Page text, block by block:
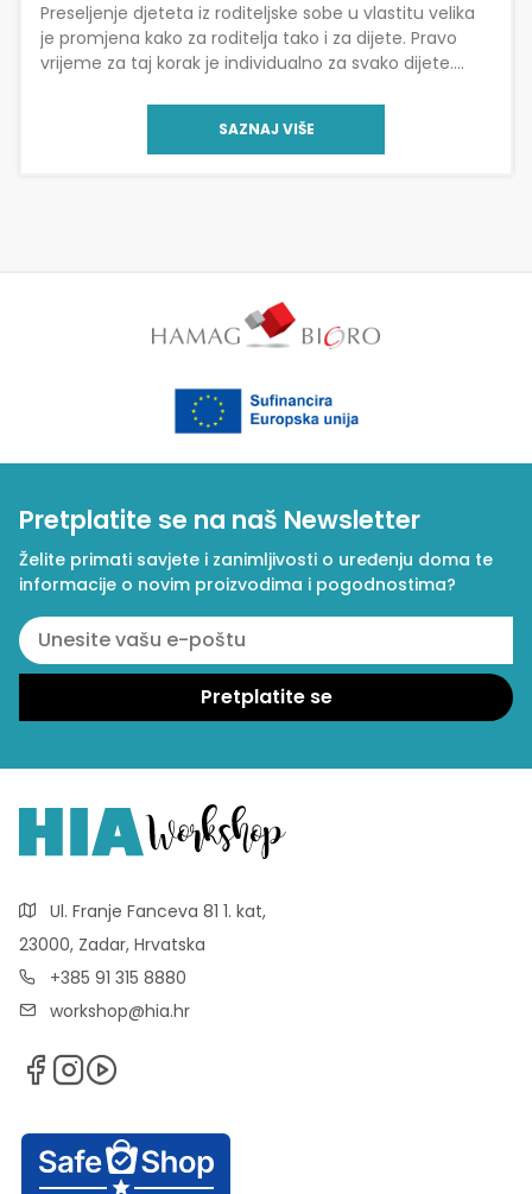
Preseljenje djeteta iz roditeljske sobe u vlastitu velika
je promjena kako za roditelja tako i za dijete. Pravo
vrijeme za taj korak je individualno za svako dijete.
SAZNAJ VIŠE
Pretplatite se na naš Newsletter
Želite primati savjete i zanimljivosti o uređenju doma te
informacije o novim proizvodima i pogodnostima?
Ul. Franje Fanceva 81 1. kat,
23000, Zadar, Hrvatska
+385 91 315 8880
workshop@hia.hr